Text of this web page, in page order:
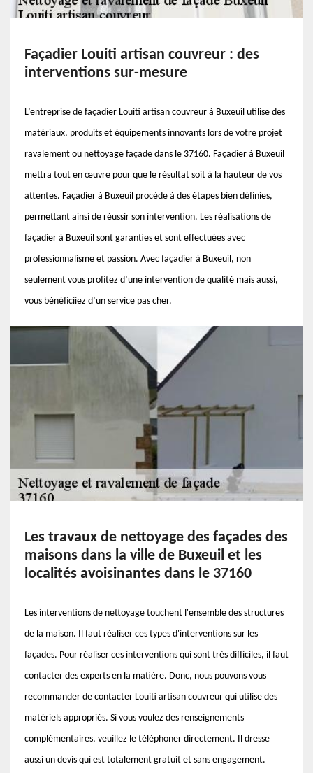
Façadier Louiti artisan couvreur : des
interventions sur-mesure
L’entreprise de façadier Louiti artisan couvreur à Buxeuil utilise des
matériaux, produits et équipements innovants lors de votre projet
ravalement ou nettoyage façade dans le 37160. Façadier à Buxeuil
mettra tout en œuvre pour que le résultat soit à la hauteur de vos
attentes. Façadier à Buxeuil procède à des étapes bien définies,
permettant ainsi de réussir son intervention. Les réalisations de
façadier à Buxeuil sont garanties et sont effectuées avec
professionnalisme et passion. Avec façadier à Buxeuil, non
seulement vous profitez d’une intervention de qualité mais aussi,
vous bénéficiiez d’un service pas cher.
Les travaux de nettoyage des façades des
maisons dans la ville de Buxeuil et les
localités avoisinantes dans le 37160
Les interventions de nettoyage touchent l'ensemble des structures
de la maison. Il faut réaliser ces types d'interventions sur les
façades. Pour réaliser ces interventions qui sont très difficiles, il faut
contacter des experts en la matière. Donc, nous pouvons vous
recommander de contacter Louiti artisan couvreur qui utilise des
matériels appropriés. Si vous voulez des renseignements
complémentaires, veuillez le téléphoner directement. Il dresse
aussi un devis qui est totalement gratuit et sans engagement.